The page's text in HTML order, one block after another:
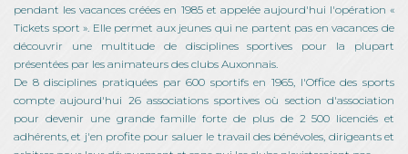
pendant les vacances créées en 1985 et appelée aujourd'hui l'opération «
Tickets sport ». Elle permet aux jeunes qui ne partent pas en vacances de
découvrir une multitude de disciplines sportives pour la plupart
présentées par les animateurs des clubs Auxonnais.
De 8 disciplines pratiquées par 600 sportifs en 1965, l'Office des sports
compte aujourd'hui 26 associations sportives où section d'association
pour devenir une grande famille forte de plus de 2 500 licenciés et
adhérents, et j'en profite pour saluer le travail des bénévoles, dirigeants et